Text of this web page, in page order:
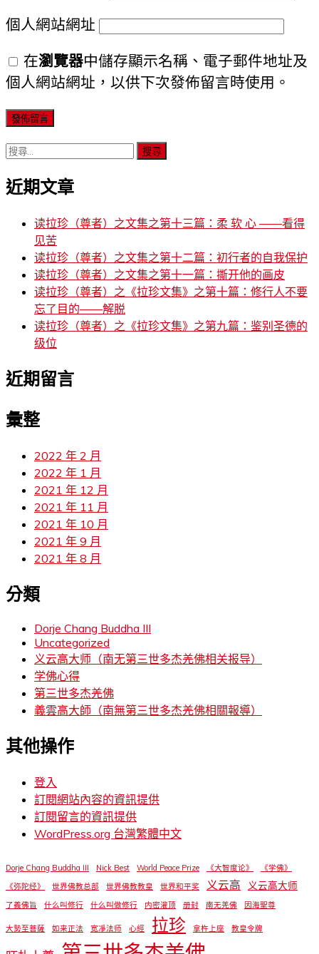
個人網站網址
在瀏覽器中儲存顯示名稱、電子郵件地址及
個人網站網址，以供下次發佈留言時使用。
搜
關
近期文章
读拉珍（尊者）之文集之第十三篇：柔 软 心 ——看得
见苦
读拉珍（尊者）之文集之第十二篇：初行者的自我保护
读拉珍（尊者）之文集之第十一篇：撕开他的画皮
读拉珍（尊者）之《拉珍文集》之第十篇：修行人不要
忘了目的——解脱
读拉珍（尊者）之《拉珍文集》之第九篇：鉴别圣德的
级位
近期留言
彙整
2022 年 2 月
2022 年 1 月
2021 年 12 月
2021 年 11 月
2021 年 10 月
2021 年 9 月
2021 年 8 月
分類
Dorje Chang Buddha III
Uncategorized
义云高大师（南无第三世多杰羌佛相关报导）
学佛心得
第三世多杰羌佛
義雲高大師（南無第三世多杰羌佛相關報導）
其他操作
登入
訂閱網站內容的資訊提供
訂閱留言的資訊提供
WordPress.org 台灣繁體中文
Dorje Chang Buddha III Nick Best World Peace Prize 《大智度论》
《学佛》
《弥陀经》
世界佛教总部 世界佛教教皇 世界和平奖 义云高 义云高大师
了義佛旨 什么叫修行 什么叫做修行 内密灌顶 册封 南无羌佛 因海聖尊
大勢至菩薩 如来正法 宽凈法师 心經 拉珍 拿杵上座 教皇令牌